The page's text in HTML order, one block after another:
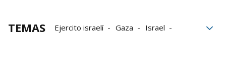
TEMAS Ejercito israelí Gaza
Israel